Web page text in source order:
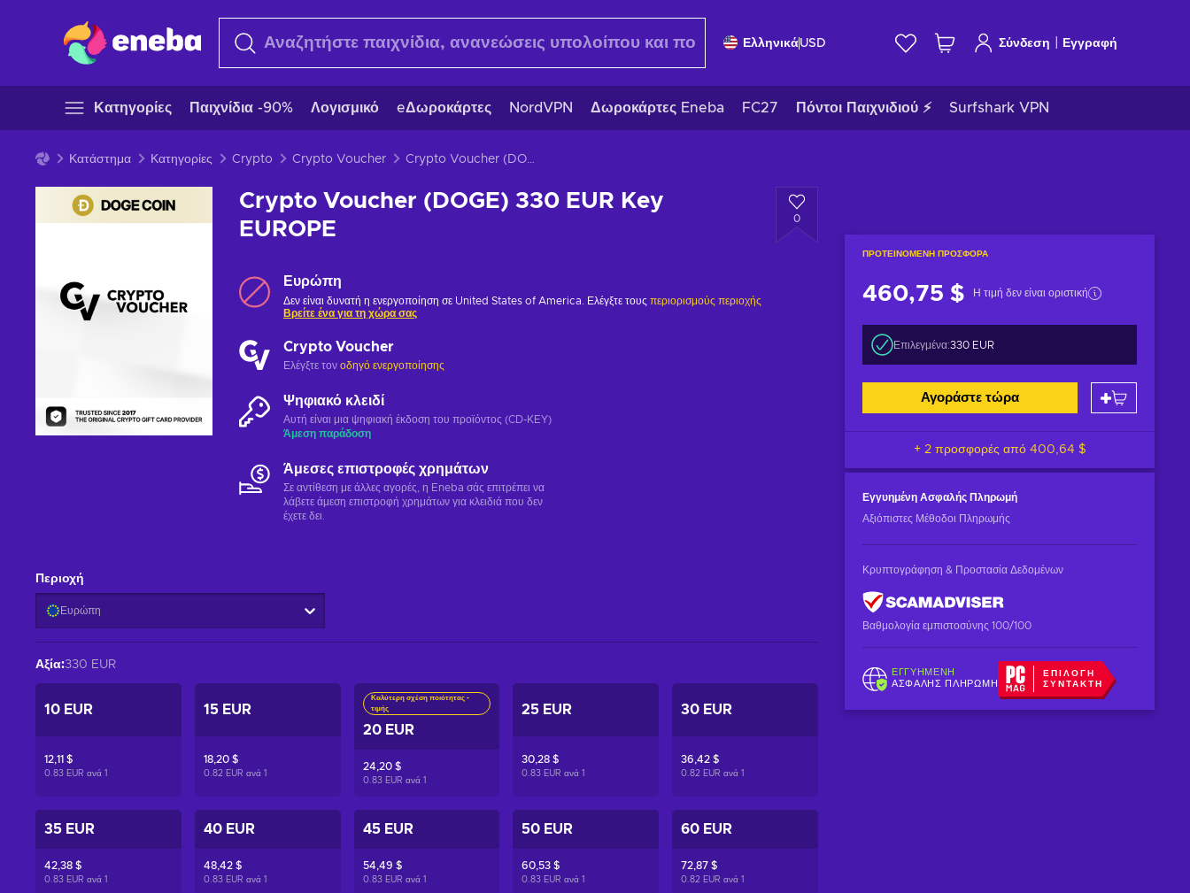
ΕλληνικάUSD Σύνδεση Εγγραφή
Κατηγορίες Παιχνίδια -90% Λογισμικό eΔωροκάρτες NordVPN Δωροκάρτες Eneba FC27 Πόντοι Παιχνιδιού ⚡ Surfshark VPN
Κατάστημα Κατηγορίες Crypto Crypto Voucher Crypto Voucher (DOGE) 330 EUR Key EUROPE
Crypto Voucher (DOGE) 330 EUR Key
EUROPE
0
ΠΡΟΤΕΙΝΌΜΕΝΗ ΠΡΟΣΦΟΡΆ
460,75 $ Η τιμή δεν είναι οριστική
Επιλεγμένα:330 EUR
Αγοράστε τώρα
+ 2 προσφορές από 400,64 $
Εγγυημένη Ασφαλής Πληρωμή
Αξιόπιστες Μέθοδοι Πληρωμής
Κρυπτογράφηση & Προστασία Δεδομένων
Βαθμολογία εμπιστοσύνης 100/100
ΕΓΓΥΗΜΈΝΗ
ΑΣΦΑΛΉΣ ΠΛΗΡΩΜΉ
ΕΠΙΛΟΓΉ
ΣΥΝΤΆΚΤΗ
Ευρώπη
Δεν είναι δυνατή η ενεργοποίηση σε United States of America. Ελέγξτε τους περιορισμούς περιοχής
Βρείτε ένα για τη χώρα σας
Crypto Voucher
Ελέγξτε τον οδηγό ενεργοποίησης
Ψηφιακό κλειδί
Αυτή είναι μια ψηφιακή έκδοση του προϊόντος (CD-KEY)
Άμεση παράδοση
Άμεσες επιστροφές χρημάτων
Σε αντίθεση με άλλες αγορές, η Eneba σάς επιτρέπει να
λάβετε άμεση επιστροφή χρημάτων για κλειδιά που δεν
έχετε δει.
Περιοχή
Ευρώπη
Αξία:330 EUR
10 EUR
12,11 $
0.83 EUR ανά 1
15 EUR
18,20 $
0.82 EUR ανά 1
Καλύτερη σχέση ποιότητας -
τιμής
20 EUR
24,20 $
0.83 EUR ανά 1
25 EUR
30,28 $
0.83 EUR ανά1
30 EUR
36,42 $
0.82 EUR ανά1
35 EUR
42,38 $
0.83 EUR ανά 1
40 EUR
48,42 $
0.83 EUR ανά 1
45 EUR
54,49 $
0.83 EUR ανά 1
50 EUR
60,53 $
0.83 EUR ανά1
60 EUR
72,87 $
0.82 EUR ανά1